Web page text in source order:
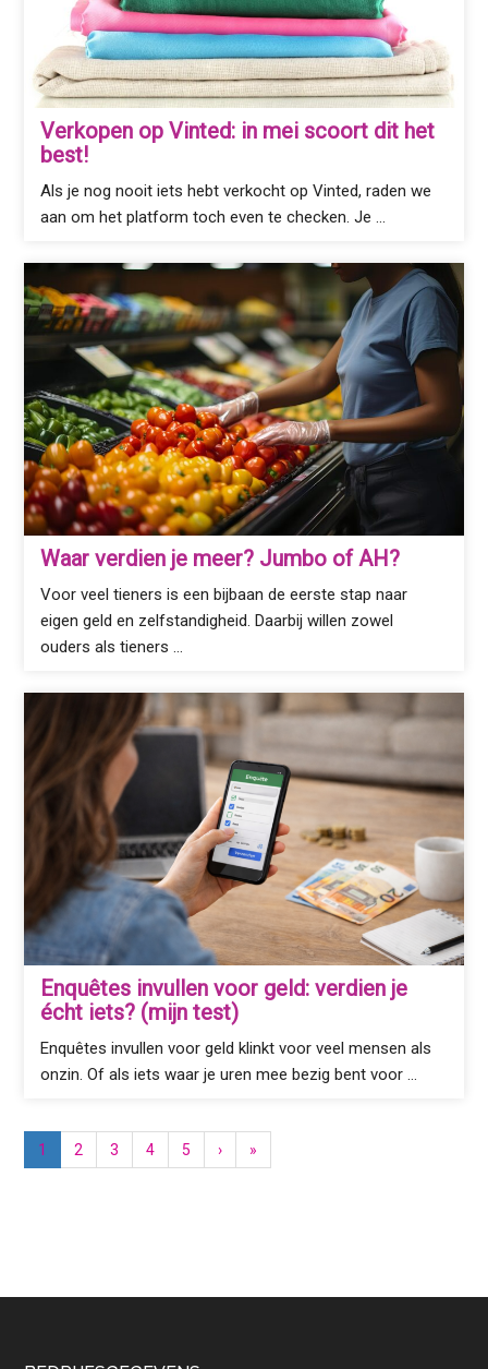
Verkopen op Vinted: in mei scoort dit het
best!
Als je nog nooit iets hebt verkocht op Vinted, raden we
aan om het platform toch even te checken. Je …
Waar verdien je meer? Jumbo of AH?
Voor veel tieners is een bijbaan de eerste stap naar
eigen geld en zelfstandigheid. Daarbij willen zowel
ouders als tieners …
Enquêtes invullen voor geld: verdien je
écht iets? (mijn test)
Enquêtes invullen voor geld klinkt voor veel mensen als
onzin. Of als iets waar je uren mee bezig bent voor …
1 2 3 4 5 › »